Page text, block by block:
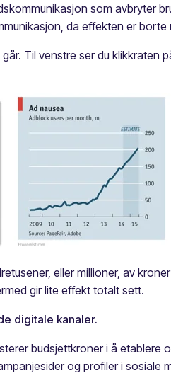
som avbryter
da effekten er
Til venstre ser du
eller millioner, av
gir lite effekt totalt sett.
digitale kanaler.
budsjettkroner i å
og profiler i sosiale